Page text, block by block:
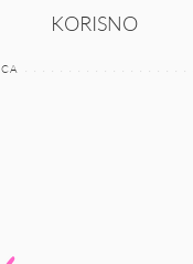
KORISNO